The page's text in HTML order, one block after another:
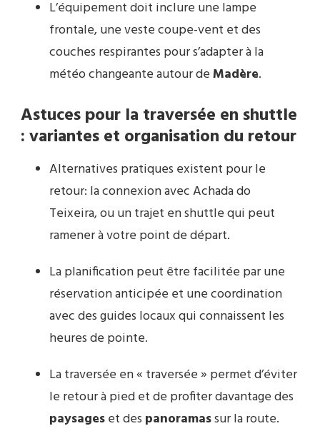
L’équipement doit inclure une lampe
frontale, une veste coupe-vent et des
couches respirantes pour s’adapter à la
météo changeante autour deMadère.
Astuces pour la traversée en shuttle
: variantes et organisation du retour
Alternatives pratiques existent pour le
retour: la connexion avec Achada do
Teixeira, ou un trajet en shuttle qui peut
ramener à votre point de départ.
La planification peut être facilitée par une
réservation anticipée et une coordination
avec des guides locaux qui connaissent les
heures de pointe.
La traversée en « traversée » permet d’éviter
le retour à pied et de profiter davantage des
paysageset des panoramassur la route.